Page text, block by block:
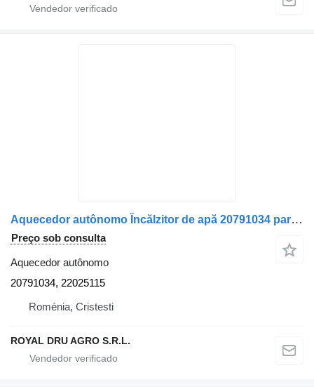
Aquecedor autônomo Încălzitor de apă 20791034 para camião Mercedes-Benz 20791034 / 22025115
Preço sob consulta
Aquecedor autônomo
20791034, 22025115
Roménia, Cristesti
ROYAL DRU AGRO S.R.L.